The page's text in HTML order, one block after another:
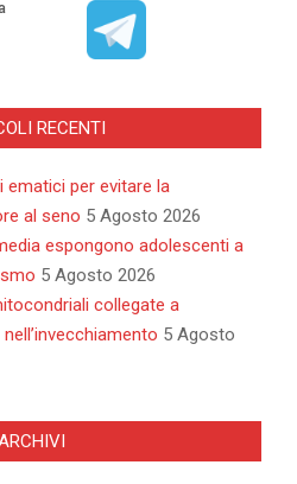
RECENTI
ematici per evitare la
al seno 5 Agosto 2026
espongono adolescenti a
5 Agosto 2026
collegate a
5 Agosto